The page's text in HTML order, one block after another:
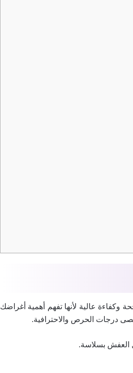
وكفاءة عالية لأنها تفهم أهمية أغراضك
درجات الحرص والاحترافية.
العفش بسلاسة.